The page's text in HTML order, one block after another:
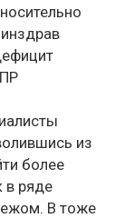
из
более
в ряде
В тоже